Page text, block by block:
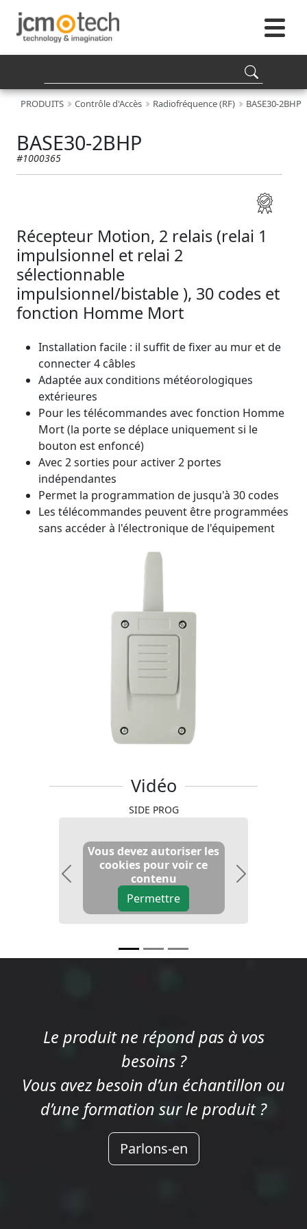
PRODUITS Contrôle d'Accès Radiofréquence (RF) BASE30-2BHP
BASE30-2BHP
#1000365
Récepteur Motion, 2 relais (relai 1
impulsionnel et relai 2
sélectionnable
impulsionnel/bistable ), 30 codes et
fonction Homme Mort
Installation facile : il suffit de fixer au mur et de
connecter 4 câbles
Adaptée aux conditions météorologiques
extérieures
Pour les télécommandes avec fonction Homme
Mort (la porte se déplace uniquement si le
bouton est enfoncé)
Avec 2 sorties pour activer 2 portes
indépendantes
Permet la programmation de jusqu'à 30 codes
Les télécommandes peuvent être programmées
sans accéder à l'électronique de l'équipement
Vidéo
SIDE PROG
Vous devez autoriser les
cookies pour voir ce
contenu
Permettre
Previous Next
Le produit ne répond pas à vos
besoins ?
Vous avez besoin d’un échantillon ou
d’une formation sur le produit ?
Parlons-en